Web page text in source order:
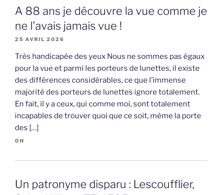
A 88 ans je découvre la vue comme je
ne l’avais jamais vue !
25 AVRIL 2026
Très handicapée des yeux Nous ne sommes pas égaux
pour la vue et parmi les porteurs de lunettes, il existe
des différences considérables, ce que l’immense
majorité des porteurs de lunettes ignore totalement.
En fait, il y a ceux, qui comme moi, sont totalement
incapables de trouver quoi que ce soit, même la porte
des […]
OH
Un patronyme disparu : Lescoufflier,